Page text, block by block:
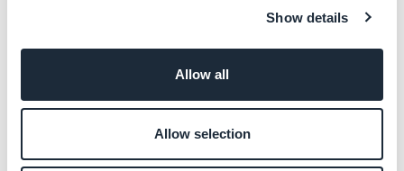
Show details
Allow all
Allow selection
nas seguintes situações*:
- Configurações push
- Implementando um novo recurso